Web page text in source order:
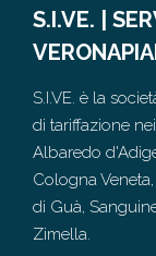
S.I.VE. |
S.I.VE. è la
di tariffazione
Albaredo
Cologna
di Guà,
Zimella.